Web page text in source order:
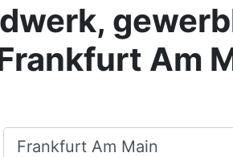
Am
Ort, Stadt